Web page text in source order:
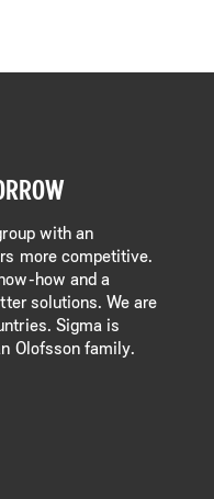
with an
more competitive.
how and a
solutions. We are
Sigma is
Olofsson family.